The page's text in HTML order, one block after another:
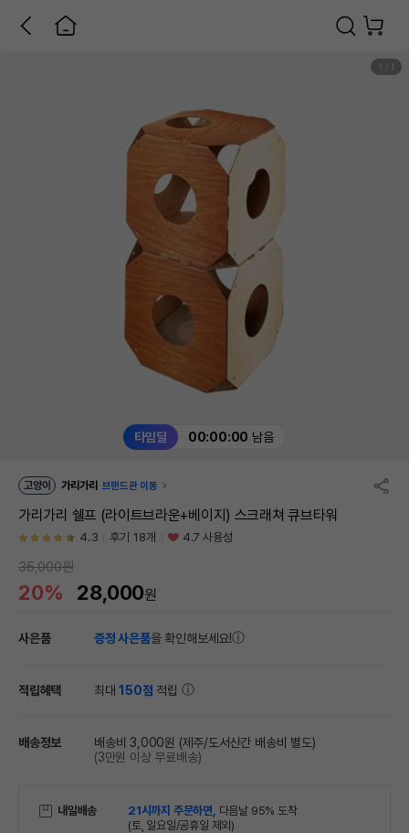
타임딜 00:00:00 남음
1 1
고양이 가리가리 브랜드관 이동
가리가리 쉘프 (라이트브라운+베이지) 스크래쳐 큐브타워
4.3 후기 18개 4.7 사용성
35,000원
20% 28,000원
사은품 증정 사은품을 확인해보세요!
적립혜택 최대150점 적립
배송정보 배송비 3,000원 (제주/도서산간 배송비 별도)
(3만원 이상 무료배송)
내일배송 21시까지 주문하면, 다음날 95% 도착
(토, 일요일/공휴일 제외)